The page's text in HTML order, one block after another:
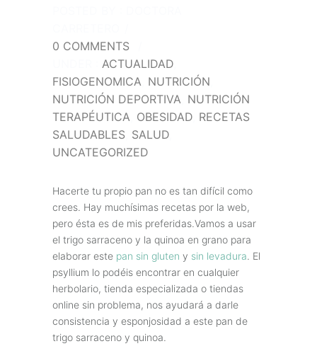
0 COMMENTS
ACTUALIDAD
FISIOGENOMICA NUTRICIÓN
NUTRICIÓN DEPORTIVA NUTRICIÓN
TERAPÉUTICA OBESIDAD RECETAS
SALUDABLES SALUD
UNCATEGORIZED
Hacerte tu propio pan no es tan difícil como
crees. Hay muchísimas recetas por la web,
pero ésta es de mis preferidas.Vamos a usar
el trigo sarraceno y la quinoa en grano para
elaborar este pan sin gluten y sin levadura. El
psyllium lo podéis encontrar en cualquier
herbolario, tienda especializada o tiendas
online sin problema, nos ayudará a darle
consistencia y esponjosidad a este pan de
trigo sarraceno y quinoa.